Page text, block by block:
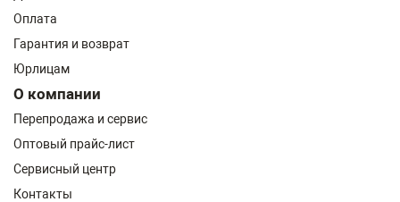
Оплата
Гарантия и возврат
Юрлицам
О компании
Перепродажа и сервис
Оптовый прайс-лист
Сервисный центр
Контакты